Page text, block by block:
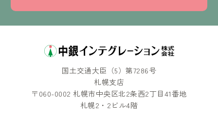
国土交通大臣（5）第7286号
札幌支店
〒060-0002 札幌市中央区北2条西2丁目41番地
札幌2・2ビル4階